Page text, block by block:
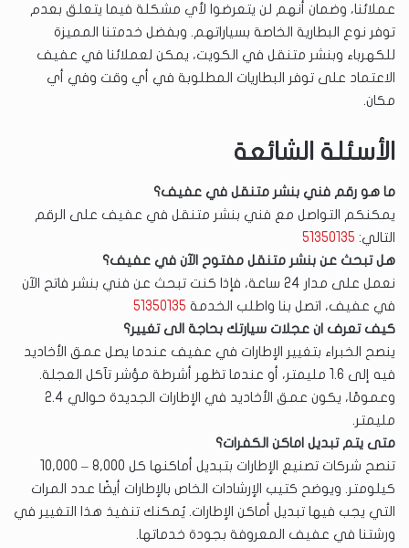
عملائنا، وضمان أنهم لن يتعرضوا لأي مشكلة فيما يتعلق بعدم
توفر نوع البطارية الخاصة بسياراتهم. وبفضل خدمتنا المميزة
للكهرباء وبنشر متنقل في الكويت، يمكن لعملائنا في عفيف
الاعتماد على توفر البطاريات المطلوبة في أي وقت وفي أي
مكان.
الأسئلة الشائعة
ما هو رقم فني بنشر متنقل في عفيف؟
يمكنكم التواصل مع فني بنشر متنقل في عفيف على الرقم
التالي: 51350135
هل تبحث عن بنشر متنقل مفتوح الآن في عفيف؟
نعمل على مدار 24 ساعة، فإذا كنت تبحث عن فني بنشر فاتح الآن
في عفيف، اتصل بنا واطلب الخدمة 51350135
كيف تعرف ان عجلات سيارتك بحاجة الى تغيير؟
ينصح الخبراء بتغيير الإطارات في عفيف عندما يصل عمق الأخاديد
فيه إلى 1.6 مليمتر، أو عندما تظهر أشرطة مؤشر تآكل العجلة.
وعمومًا، يكون عمق الأخاديد في الإطارات الجديدة حوالي 2.4
مليمتر.
متى يتم تبديل اماكن الكفرات؟
تنصح شركات تصنيع الإطارات بتبديل أماكنها كل 8,000 – 10,000
كيلومتر. ويوضح كتيب الإرشادات الخاص بالإطارات أيضًا عدد المرات
التي يجب فيها تبديل أماكن الإطارات. يُمكنك تنفيذ هذا التغيير في
ورشتنا في عفيف المعروفة بجودة خدماتها.